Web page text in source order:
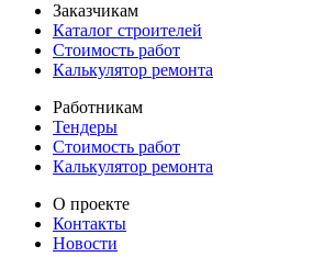
Заказчикам
Каталог строителей
Стоимость работ
Калькулятор ремонта
Работникам
Тендеры
Стоимость работ
Калькулятор ремонта
О проекте
Контакты
Новости